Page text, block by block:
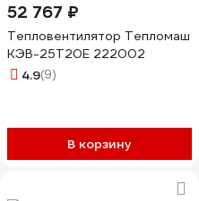
52 767 ₽
Тепловентилятор Тепломаш
КЭВ-25Т20Е 222002
4.9(9)
В корзину